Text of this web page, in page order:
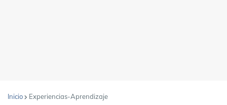
Inicio Experiencias-Aprendizaje